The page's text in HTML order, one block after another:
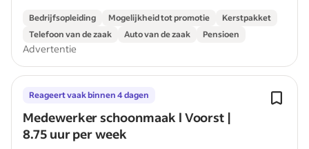
Bedrijfsopleiding Mogelijkheid tot promotie
Kerstpakket
Telefoon van de zaak
Auto van de zaak Pensioen
Advertentie
Medewerker schoonmaak l Voorst |
8.75 uur per week
Reageert vaak binnen 4 dagen